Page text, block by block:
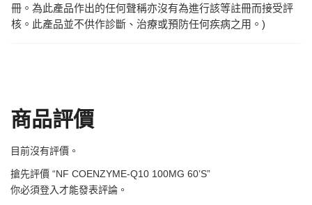
冊。為此產品作出的任何聲稱亦沒有為進行該等註冊而接受評
核。此產品並不供作診斷、治療或預防任何疾病之用。)
商品評價
目前沒有評價。
搶先評價 “NF COENZYME-Q10 100MG 60’S”
你必須登入才能發表評論。